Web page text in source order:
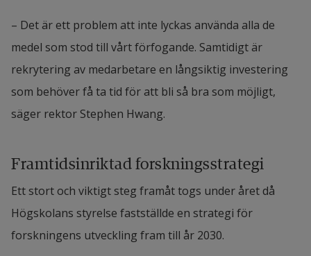
– Det är ett problem att inte lyckas använda alla de
medel som stod till vårt förfogande. Samtidigt är
rekrytering av medarbetare en långsiktig investering
som behöver få ta tid för att bli så bra som möjligt,
säger rektor Stephen Hwang.
Framtidsinriktad forskningsstrategi
Ett stort och viktigt steg framåt togs under året då
Högskolans styrelse fastställde en strategi för
forskningens utveckling fram till år 2030.